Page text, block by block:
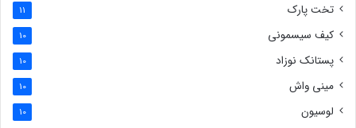
تخت پارک 11
کیف سیسمونی 10
پستانک نوزاد 10
مینی واش 10
لوسیون 10